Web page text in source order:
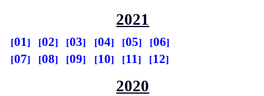
2021
01 02 03 04 05
06
07
08 09 10 11 12
2020